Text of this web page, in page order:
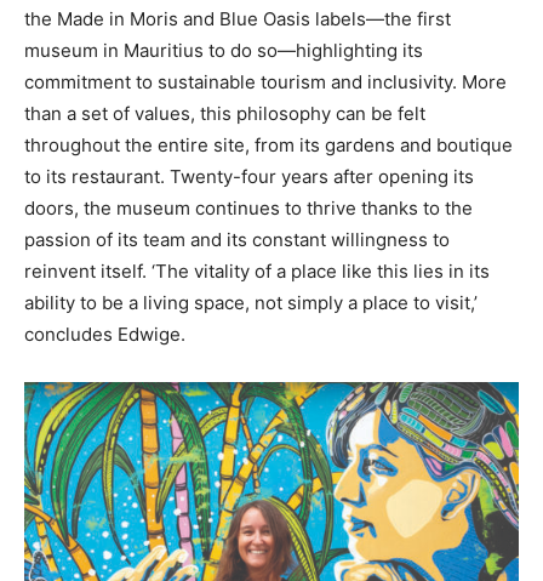
the Made in Moris and Blue Oasis labels—the first
museum in Mauritius to do so—highlighting its
commitment to sustainable tourism and inclusivity. More
than a set of values, this philosophy can be felt
throughout the entire site, from its gardens and boutique
to its restaurant. Twenty-four years after opening its
doors, the museum continues to thrive thanks to the
passion of its team and its constant willingness to
reinvent itself. ‘The vitality of a place like this lies in its
ability to be a living space, not simply a place to visit,’
concludes Edwige.